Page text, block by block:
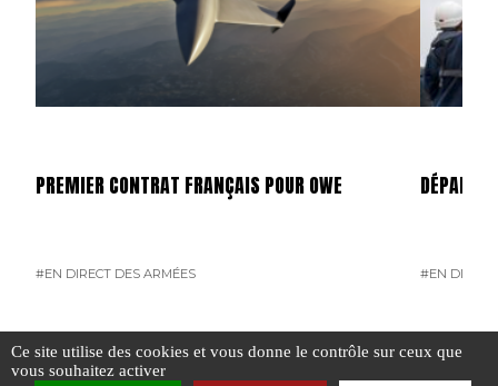
PREMIER CONTRAT FRANÇAIS POUR OWE
#EN DIRECT DES ARMÉES
DÉPART
#EN
#N°421
Ce site utilise des cookies et vous donne le contrôle sur ceux que
vous souhaitez activer